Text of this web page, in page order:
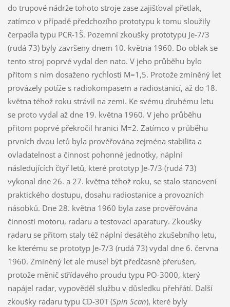
do trupové nádrže tohoto stroje zase zajišťoval přetlak,
zatímco v případě předchozího prototypu k tomu sloužily
čerpadla typu PCR-1Š. Pozemní zkoušky prototypu Je-7/3
(rudá 73) byly završeny dnem 10. května 1960. Do oblak se
tento stroj poprvé vydal den nato. V jeho průběhu bylo
přitom s ním dosaženo rychlosti M=1,5. Protože zmíněný let
provázely potíže s radiokompasem a radiostanicí, až do 18.
května téhož roku strávil na zemi. Ke svému druhému letu
se proto vydal až dne 19. května 1960. V jeho průběhu
přitom poprvé překročil hranici M=2. Zatímco v průběhu
prvních dvou letů byla prověřována zejména stabilita a
ovladatelnost a činnost pohonné jednotky, náplní
následujících čtyř letů, které prototyp Je-7/3 (rudá 73)
vykonal dne 26. a 27. května téhož roku, se stalo stanovení
praktického dostupu, dosahu radiostanice a provozních
násobků. Dne 28. května 1960 byla zase prověřována
činnosti motoru, radaru a testovací aparatury. Zkoušky
radaru se přitom staly též náplní desátého zkušebního letu,
ke kterému se prototyp Je-7/3 (rudá 73) vydal dne 6. června
1960. Zmíněný let ale musel být předčasně přerušen,
protože měnič střídavého proudu typu PO-3000, který
napájel radar, vypověděl službu v důsledku přehřátí. Další
zkoušky radaru typu CD-30T (Spin Scan), které byly